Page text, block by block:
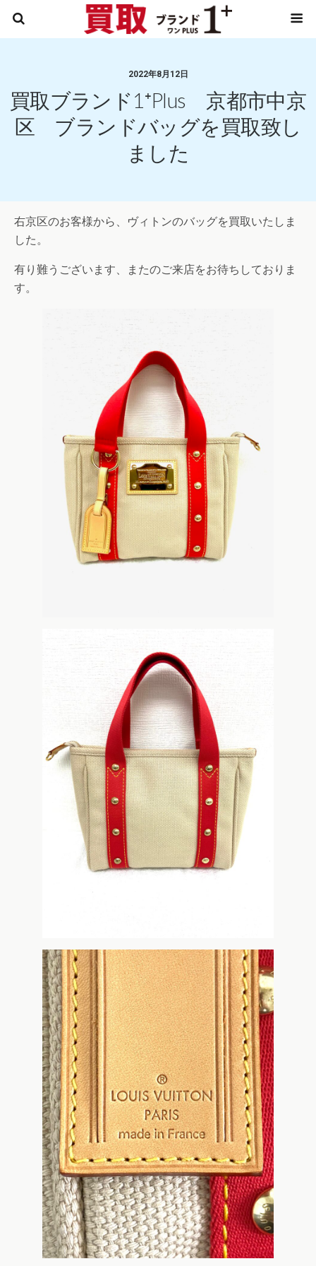
2022年8月12日
買取ブランド1⁺plus 京都市中京
区 ブランドバッグを買取致し
ました
右京区のお客様から、ヴィトンのバッグを買取いたしま
した。
有り難うございます、またのご来店をお待ちしておりま
す。